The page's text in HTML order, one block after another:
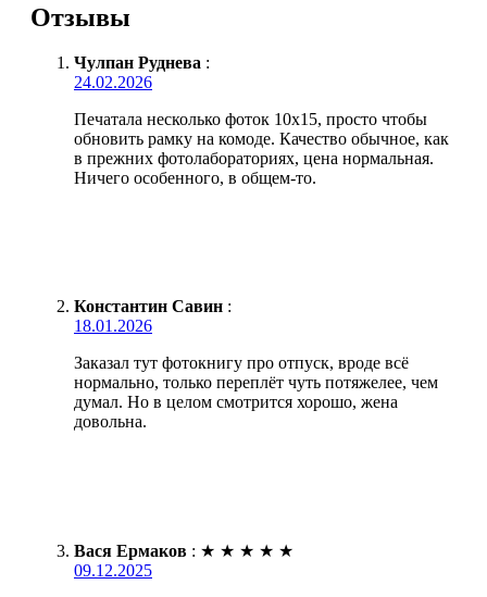
Отзывы
Чулпан Руднева :
24.02.2026
Печатала несколько фоток 10х15, просто чтобы
обновить рамку на комоде. Качество обычное, как
в прежних фотолабораториях, цена нормальная.
Ничего особенного, в общем-то.
Константин Савин :
18.01.2026
Заказал тут фотокнигу про отпуск, вроде всё
нормально, только переплёт чуть потяжелее, чем
думал. Но в целом смотрится хорошо, жена
довольна.
Вася Ермаков : ★ ★ ★ ★ ★
09.12.2025